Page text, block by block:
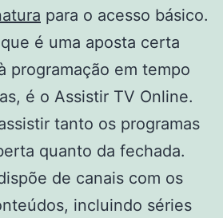
para o acesso básico.
é uma aposta certa
programação em tempo
é o Assistir TV Online.
tanto os programas
quanto da fechada.
de canais com os
incluindo séries